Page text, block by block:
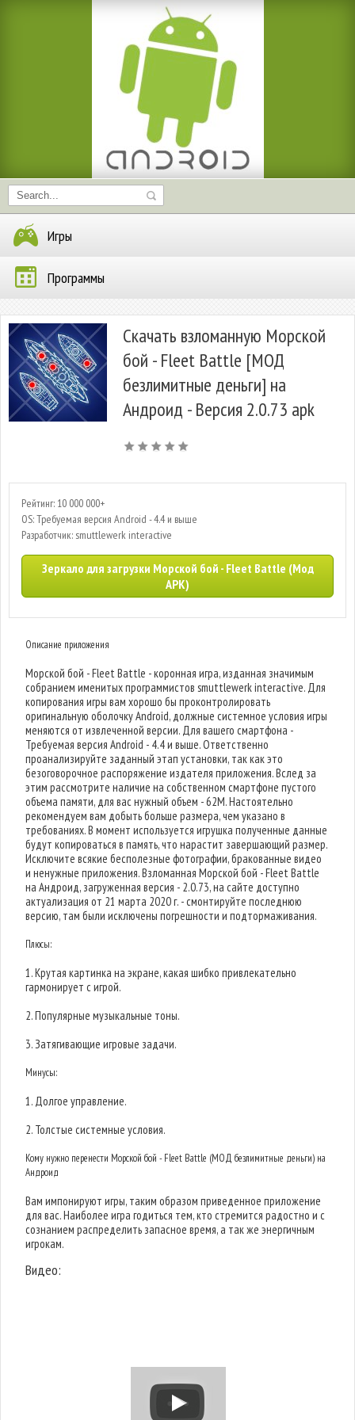
Игры
Программы
Скачать взломанную Морской
бой - Fleet Battle [МОД
безлимитные деньги] на
Андроид - Версия 2.0.73 apk
Рейтинг: 10 000 000+
OS: Требуемая версия Android - 4.4 и выше
Разработчик: smuttlewerk interactive
Зеркало для загрузки Морской бой - Fleet Battle (Мод
APK)
Описание приложения
Морской бой - Fleet Battle - коронная игра, изданная значимым
собранием именитых программистов smuttlewerk interactive. Для
копирования игры вам хорошо бы проконтролировать
оригинальную оболочку Android, должные системное условия игры
меняются от извлеченной версии. Для вашего смартфона -
Требуемая версия Android - 4.4 и выше. Ответственно
проанализируйте заданный этап установки, так как это
безоговорочное распоряжение издателя приложения. Вслед за
этим рассмотрите наличие на собственном смартфоне пустого
объема памяти, для вас нужный объем - 62M. Настоятельно
рекомендуем вам добыть больше размера, чем указано в
требованиях. В момент используется игрушка полученные данные
будут копироваться в память, что нарастит завершающий размер.
Исключите всякие бесполезные фотографии, бракованные видео
и ненужные приложения. Взломанная Морской бой - Fleet Battle
на Андроид, загруженная версия - 2.0.73, на сайте доступно
актуализация от 21 марта 2020 г. - смонтируйте последнюю
версию, там были исключены погрешности и подтормаживания.
Плюсы:
1. Крутая картинка на экране, какая шибко привлекательно
гармонирует с игрой.
2. Популярные музыкальные тоны.
3. Затягивающие игровые задачи.
Минусы:
1. Долгое управление.
2. Толстые системные условия.
Кому нужно перенести Морской бой - Fleet Battle (МОД безлимитные деньги) на
Андроид
Вам импонируют игры, таким образом приведенное приложение
для вас. Наиболее игра годиться тем, кто стремится радостно и с
сознанием распределить запасное время, а так же энергичным
игрокам.
Видео: